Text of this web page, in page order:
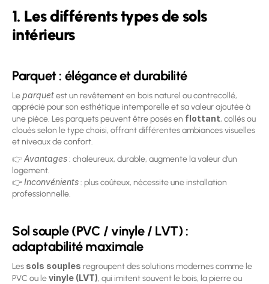
1. Les différents types de sols
intérieurs
Parquet : élégance et durabilité
Le parquet est un revêtement en bois naturel ou contrecollé,
apprécié pour son esthétique intemporelle et sa valeur ajoutée à
une pièce. Les parquets peuvent être posés en flottant, collés ou
cloués selon le type choisi, offrant différentes ambiances visuelles
et niveaux de confort.
👉 Avantages : chaleureux, durable, augmente la valeur d’un
logement.
👉 Inconvénients : plus coûteux, nécessite une installation
professionnelle.
Sol souple (PVC / vinyle / LVT) :
adaptabilité maximale
Les sols souples regroupent des solutions modernes comme le
PVC ou le vinyle (LVT), qui imitent souvent le bois, la pierre ou